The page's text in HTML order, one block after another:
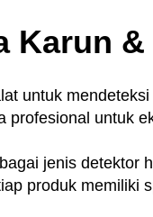
Karun
untuk
profesional untuk
jenis detektor
produk memiliki